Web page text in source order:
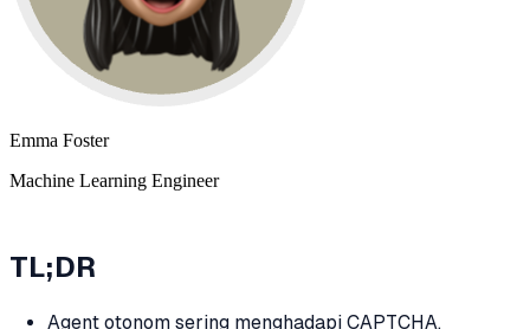
Emma Foster
Machine Learning Engineer
TL;DR
Agent otonom sering menghadapi CAPTCHA,